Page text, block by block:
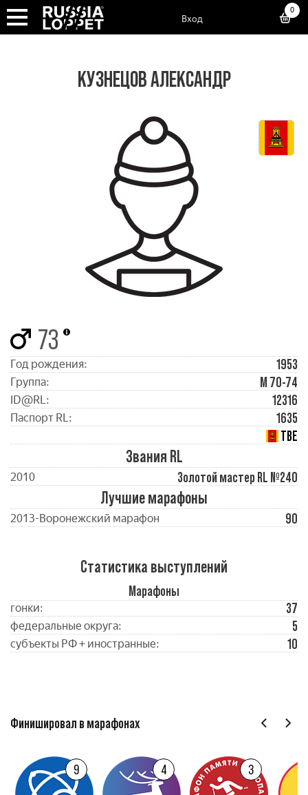
Вход
0
КУЗНЕЦОВ АЛЕКСАНДР
73
Год рождения: 1953
Группа: М 70-74
ID@RL: 12316
Паспорт RL:
1635
ТВЕ
Звания RL
2010 Золотой мастер RL №240
Лучшие марафоны
2013-Воронежский марафон 90
Статистика выступлений
Марафоны
гонки: 37
федеральные округа: 5
субъекты РФ + иностранные: 10
Финишировал в марафонах
9 4 3